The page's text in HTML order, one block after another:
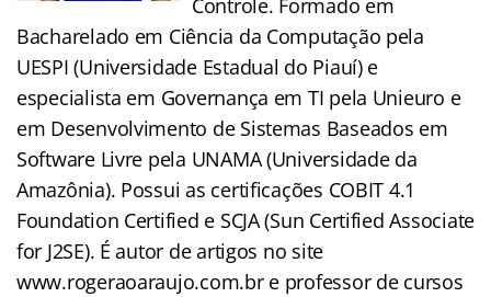
Controle. Formado em
Bacharelado em Ciência da Computação pela
UESPI (Universidade Estadual do Piauí) e
especialista em Governança em TI pela Unieuro e
em Desenvolvimento de Sistemas Baseados em
Software Livre pela UNAMA (Universidade da
Amazônia). Possui as certificações COBIT 4.1
Foundation Certified e SCJA (Sun Certified Associate
for J2SE). É autor de artigos no site
www.rogeraoaraujo.com.br e professor de cursos